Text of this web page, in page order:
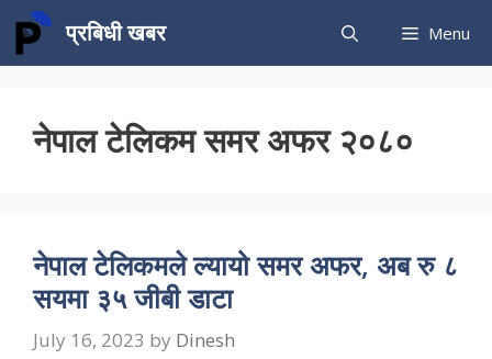
Skip
content
प्रबिधी खबर Menu
नेपाल टेलिकम समर अफर २०८०
नेपाल टेलिकमले ल्यायो समर अफर, अब रु ८
सयमा ३५ जीबी डाटा
July 16, 2023 by Dinesh